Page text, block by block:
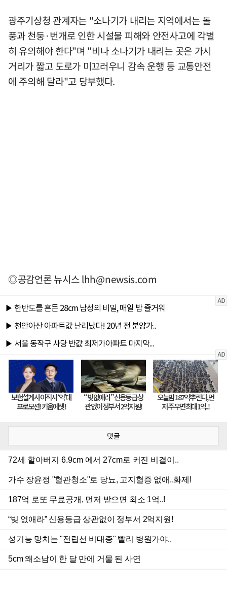
광주기상청 관계자는 "소나기가 내리는 지역에서는 돌
풍과 천둥·번개로 인한 시설물 피해와 안전사고에 각별
히 유의해야 한다"며 "비나 소나기가 내리는 곳은 가시
거리가 짧고 도로가 미끄러우니 감속 운행 등 교통안전
에 주의해 달라"고 당부했다.
◎공감언론 뉴시스lhh@newsis.com
댓글